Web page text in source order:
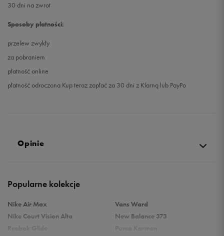
30 dni na zwrot
Sposoby płatności:
przelew zwykły
za pobraniem
płatność online
płatność odroczona Kup teraz zapłać za 30 dni z Klarną lub PayPo
Opinie
Popularne kolekcje
Nike Air Max
Nike Court Vision Alta
Vans Ward
New Balance 373